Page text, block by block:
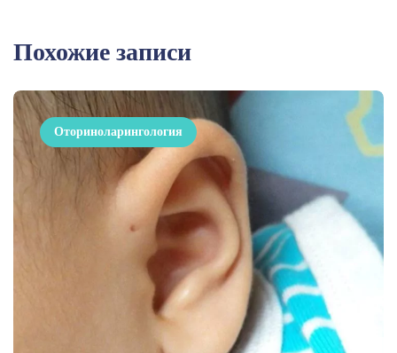
Похожие записи
Оториноларингология